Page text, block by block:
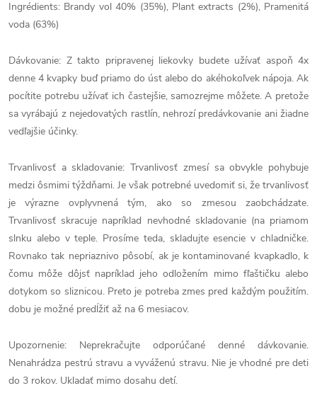
Ingrédients: Brandy vol 40% (35%), Plant extracts (2%), Pramenitá
voda (63%)
Dávkovanie: Z takto pripravenej liekovky budete užívať aspoň 4x
denne 4 kvapky buď priamo do úst alebo do akéhokoľvek nápoja. Ak
pocítite potrebu užívať ich častejšie, samozrejme môžete. A pretože
sa vyrábajú z nejedovatých rastlín, nehrozí predávkovanie ani žiadne
vedľajšie účinky.
Trvanlivosť a skladovanie: Trvanlivosť zmesí sa obvykle pohybuje
medzi ôsmimi týždňami. Je však potrebné uvedomiť si, že trvanlivosť
je výrazne ovplyvnená tým, ako so zmesou zaobchádzate.
Trvanlivosť skracuje napríklad nevhodné skladovanie (na priamom
slnku alebo v teple. Prosíme teda, skladujte esencie v chladničke.
Rovnako tak nepriaznivo pôsobí, ak je kontaminované kvapkadlo, k
čomu môže dôjsť napríklad jeho odložením mimo fľaštičku alebo
dotykom so sliznicou. Preto je potreba zmes pred každým použitím.
dobu je možné predĺžiť až na 6 mesiacov.
Upozornenie: Neprekračujte odporúčané denné dávkovanie.
Nenahrádza pestrú stravu a vyváženú stravu. Nie je vhodné pre deti
do 3 rokov. Ukladať mimo dosahu detí.